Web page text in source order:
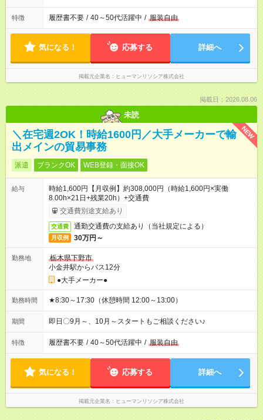
特徴 履歴書不要 / 40～50代活躍中 / 服装自由
気になる！ 応募する 詳細へ
掲載元企業名 ヒューマンリソシア株式会社
掲載日：2026.08.06
未読
NEW
＼在宅週2OK！時給1600円／大手メーカーで輸
出メインの貿易事務
派遣 ブランクOK WEB登録・面接OK
給与
時給1,600円【月収例】約308,000円（時給1,600円×実働
8.00h×21日+残業20h）+交通費
交通費別途支給あり
交通費 通勤交通費の支給あり（当社規定による）
月収例 30万円～
勤務地
栃木県下野市
小金井駅からバス12分
●大手メーカー●
勤務時間 ★8:30～17:30（休憩時間 12:00～13:00）
期間 即日〇9月～、10月～スタートもご相談ください♪
特徴 履歴書不要 / 40～50代活躍中 / 服装自由
気になる！ 応募する 詳細へ
掲載元企業名 ヒューマンリソシア株式会社